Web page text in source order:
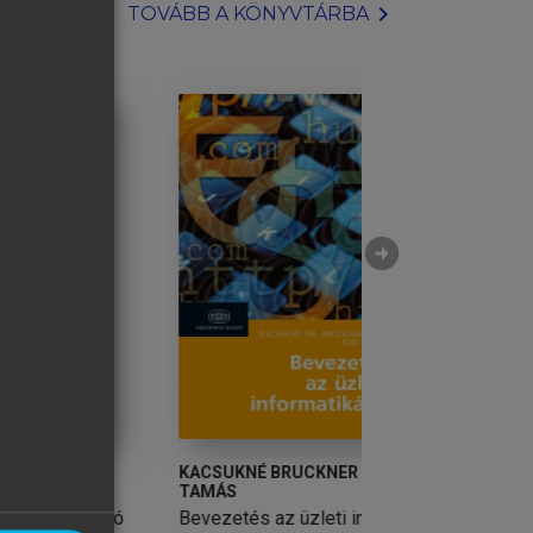
TOVÁBB A KÖNYVTÁRBAchevron_right
KACSUKNÉ BRUCKNER LÍVIA, KISS
Bevezetés az üzleti informatikába
arrow_circle_right